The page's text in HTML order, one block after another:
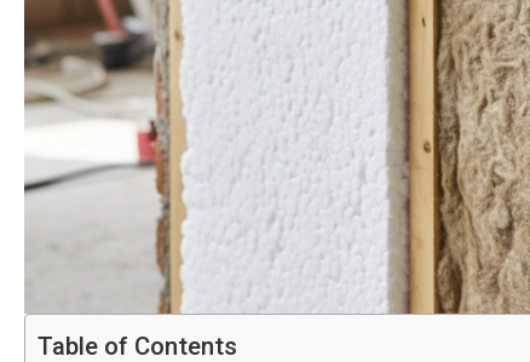
Table of Contents